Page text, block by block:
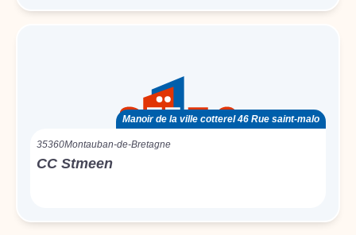
Manoir de la ville cotterel 46 Rue saint-malo
35360Montauban-de-Bretagne
CC Stmeen